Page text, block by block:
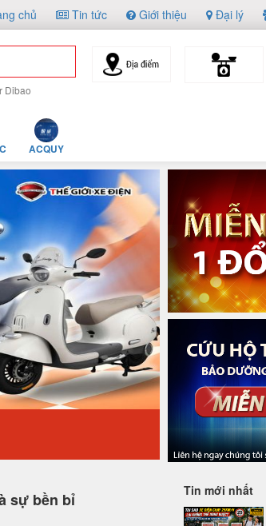
Đại lý
Giới thiệu
Tin tức
chủ
Dibao
ACQUY
sự bền bỉ Tin mới nhất